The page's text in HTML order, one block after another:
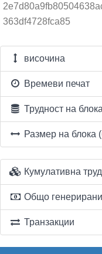
363df4728fca85
височина
Времеви печат
Трудност на блока
Размер на блока
Кумулативна
Общо
Транзакции